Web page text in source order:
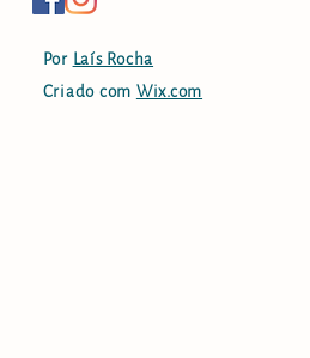
Por Laís Rocha
Criado com Wix.com